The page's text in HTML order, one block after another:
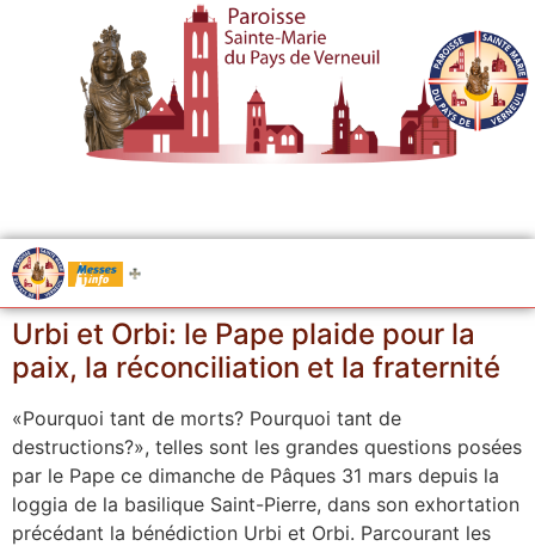
Messes
Urbi et Orbi: le Pape plaide pour la
paix, la réconciliation et la fraternité
«Pourquoi tant de morts? Pourquoi tant de
destructions?», telles sont les grandes questions posées
par le Pape ce dimanche de Pâques 31 mars depuis la
loggia de la basilique Saint-Pierre, dans son exhortation
précédant la bénédiction Urbi et Orbi. Parcourant les